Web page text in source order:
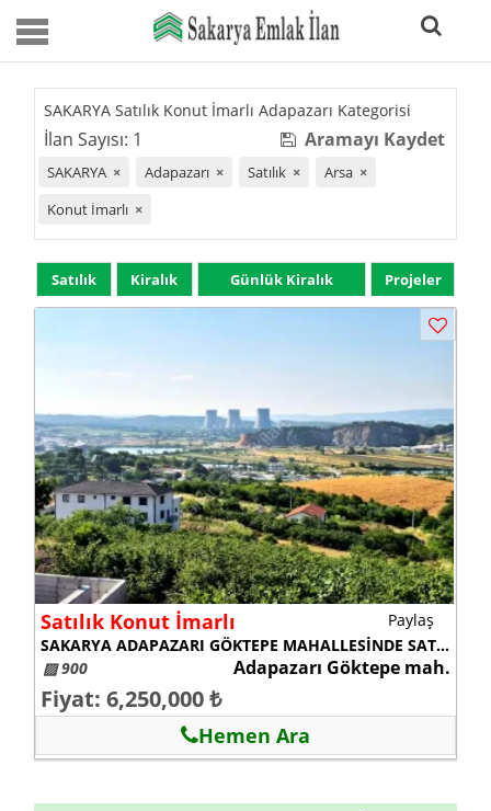
SAKARYA Satılık Konut İmarlı Adapazarı Kategorisi
İlan Sayısı: 1 Aramayı Kaydet
SAKARYA × Adapazarı × Satılık × Arsa ×
Konut İmarlı ×
Satılık Kiralık Günlük Kiralık Projeler
Satılık Konut İmarlı
SAKARYA ADAPAZARI GÖKTEPE MAHALLESİNDE SATILIK ARSA
▨ 900
Adapazarı Göktepe mah.
Fiyat: 6,250,000 ₺
Hemen Ara
Paylaş